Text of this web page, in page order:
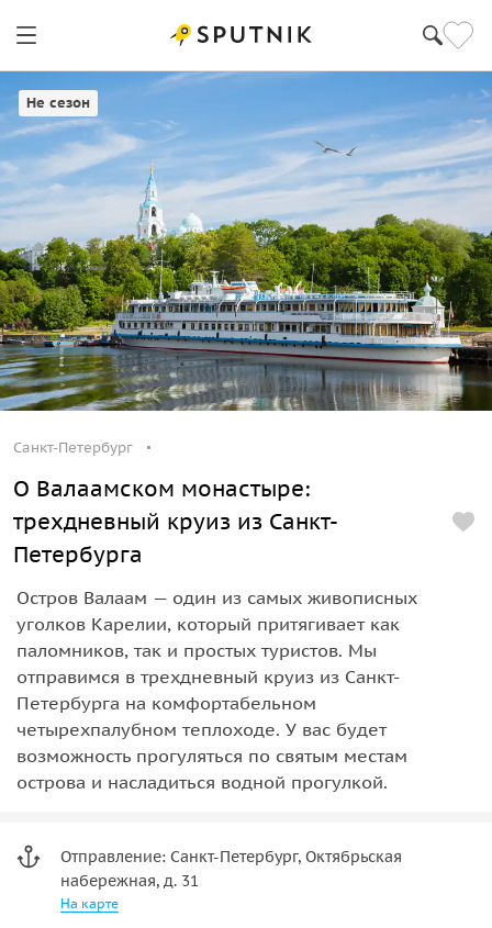
Не сезон
Санкт-Петербург
О Валаамском монастыре:
трехдневный круиз из Санкт-
Петербурга
Остров Валаам — один из самых живописных
уголков Карелии, который притягивает как
паломников, так и простых туристов. Мы
отправимся в трехдневный круиз из Санкт-
Петербурга на комфортабельном
четырехпалубном теплоходе. У вас будет
возможность прогуляться по святым местам
острова и насладиться водной прогулкой.
Отправление: Санкт-Петербург, Октябрьская
набережная, д. 31
На карте
Санкт-Петербург